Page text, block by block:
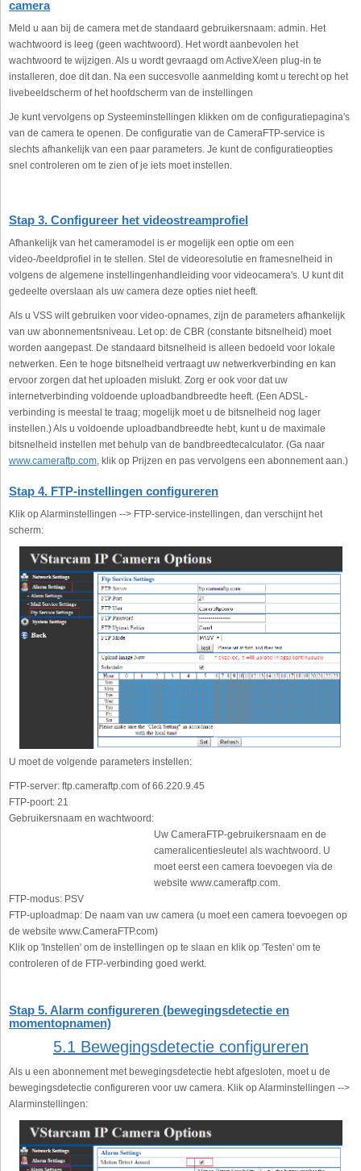
camera
Meld u aan bij de camera met de standaard gebruikersnaam: admin. Het
wachtwoord is leeg (geen wachtwoord). Het wordt aanbevolen het
wachtwoord te wijzigen. Als u wordt gevraagd om ActiveX/een plug-in te
installeren, doe dit dan. Na een succesvolle aanmelding komt u terecht op het
livebeeldscherm of het hoofdscherm van de instellingen
Je kunt vervolgens op Systeeminstellingen klikken om de configuratiepagina's
van de camera te openen. De configuratie van de CameraFTP-service is
slechts afhankelijk van een paar parameters. Je kunt de configuratieopties
snel controleren om te zien of je iets moet instellen.
Stap 3. Configureer het videostreamprofiel
Afhankelijk van het cameramodel is er mogelijk een optie om een
video-/beeldprofiel in te stellen. Stel de videoresolutie en framesnelheid in
volgens de algemene instellingenhandleiding voor videocamera's. U kunt dit
gedeelte overslaan als uw camera deze opties niet heeft.
Als u VSS wilt gebruiken voor video-opnames, zijn de parameters afhankelijk
van uw abonnementsniveau. Let op: de CBR (constante bitsnelheid) moet
worden aangepast. De standaard bitsnelheid is alleen bedoeld voor lokale
netwerken. Een te hoge bitsnelheid vertraagt uw netwerkverbinding en kan
ervoor zorgen dat het uploaden mislukt. Zorg er ook voor dat uw
internetverbinding voldoende uploadbandbreedte heeft. (Een ADSL-
verbinding is meestal te traag; mogelijk moet u de bitsnelheid nog lager
instellen.) Als u voldoende uploadbandbreedte hebt, kunt u de maximale
bitsnelheid instellen met behulp van de bandbreedtecalculator. (Ga naar
www.cameraftp.com, klik op Prijzen en pas vervolgens een abonnement aan.)
Stap 4. FTP-instellingen configureren
Klik op Alarminstellingen --> FTP-service-instellingen, dan verschijnt het
scherm:
U moet de volgende parameters instellen:
FTP-server: ftp.cameraftp.com of 66.220.9.45
FTP-poort: 21
Gebruikersnaam en wachtwoord:
Uw CameraFTP-gebruikersnaam en de
cameralicentiesleutel als wachtwoord. U
moet eerst een camera toevoegen via de
website www.cameraftp.com.
FTP-modus: PSV
FTP-uploadmap: De naam van uw camera (u moet een camera toevoegen op
de website www.CameraFTP.com)
Klik op 'Instellen' om de instellingen op te slaan en klik op 'Testen' om te
controleren of de FTP-verbinding goed werkt.
Stap 5. Alarm configureren (bewegingsdetectie en
momentopnamen)
5.1 Bewegingsdetectie configureren
Als u een abonnement met bewegingsdetectie hebt afgesloten, moet u de
bewegingsdetectie configureren voor uw camera. Klik op Alarminstellingen -->
Alarminstellingen: